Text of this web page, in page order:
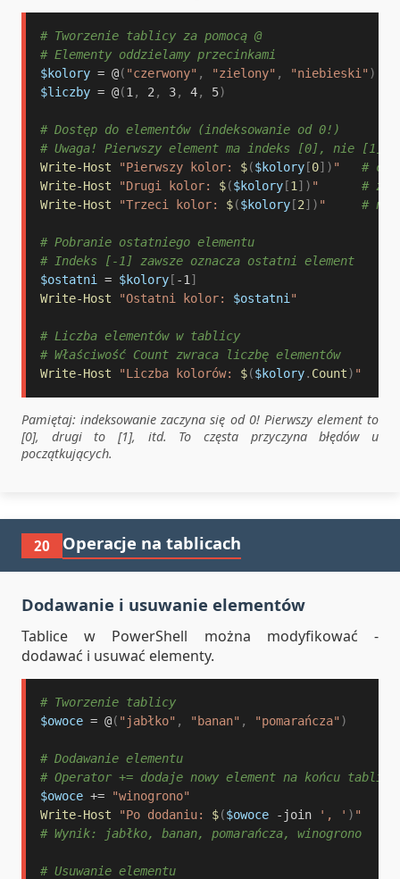
# Tworzenie tablicy za pomocą @
# Elementy oddzielamy przecinkami
$kolory = @( "czerwony" , "zielony" , "niebieski" )
$liczby = @(1 , 2 , 3, 4, 5)
# Dostęp do elementów (indeksowanie od 0!)
# Uwaga! Pierwszy element ma indeks [0], nie [1]!
Write-Host
"Pierwszy kolor: $($kolory [0] ) "
#
Write-Host
"Drugi kolor: $($kolory [1 ] ) "
#
Write-Host
"Trzeci kolor: $($kolory [2] ) " #
# Pobranie ostatniego elementu
# Indeks [-1] zawsze oznacza ostatni element
$ostatni
= $kolory [ -1 ]
Write-Host
"Ostatni kolor: $ostatni "
# Liczba elementów w tablicy
# Właściwość Count zwraca liczbę elementów
Write-Host
"Liczba kolorów: $($kolory. Count) "
Pamiętaj: indeksowanie zaczyna się od 0! Pierwszy element to
[0], drugi to [1], itd. To częsta przyczyna błędów u
początkujących.
20 Operacje na tablicach
Dodawanie i usuwanie elementów
Tablice w PowerShell można modyfikować -
dodawać i usuwać elementy.
# Tworzenie tablicy
$owoce = @( "jabłko" , "banan" , "pomarańcza" )
# Dodawanie elementu
# Operator += dodaje nowy element na końcu tablicy
$owoce +=
"winogrono"
Write-Host
"Po dodaniu: $($owoce -join ', ' ) "
# Wynik: jabłko, banan, pomarańcza, winogrono
# Usuwanie elementu